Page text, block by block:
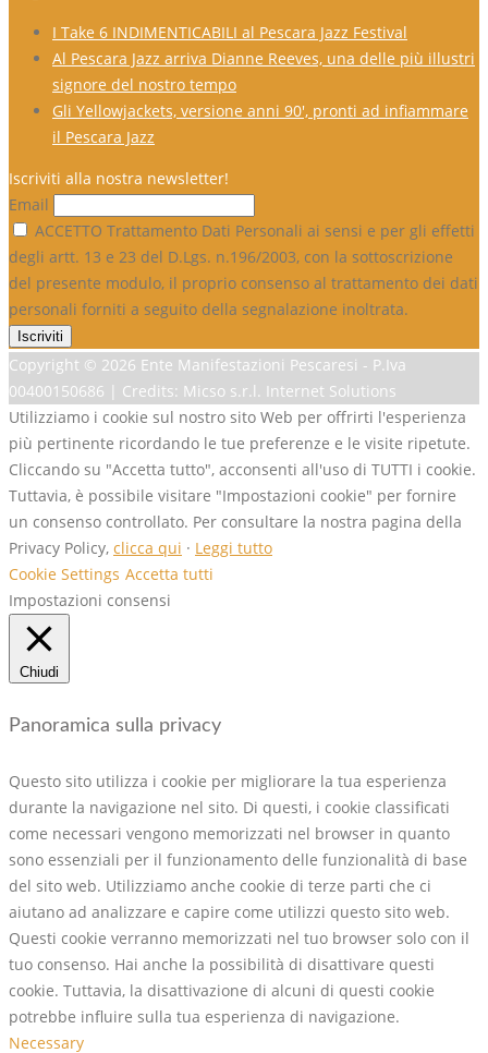
I Take 6 INDIMENTICABILI al Pescara Jazz Festival
Al Pescara Jazz arriva Dianne Reeves, una delle più illustri
signore del nostro tempo
Gli Yellowjackets, versione anni 90′, pronti ad infiammare
il Pescara Jazz
Iscriviti alla nostra newsletter!
Email
ACCETTO Trattamento Dati Personali ai sensi e per gli effetti
degli artt. 13 e 23 del D.Lgs. n.196/2003, con la sottoscrizione
del presente modulo, il proprio consenso al trattamento dei dati
personali forniti a seguito della segnalazione inoltrata.
Copyright © 2026 Ente Manifestazioni Pescaresi - P.Iva
00400150686 | Credits: Micso s.r.l. Internet Solutions
Utilizziamo i cookie sul nostro sito Web per offrirti l'esperienza
più pertinente ricordando le tue preferenze e le visite ripetute.
Cliccando su "Accetta tutto", acconsenti all'uso di TUTTI i cookie.
Tuttavia, è possibile visitare "Impostazioni cookie" per fornire
un consenso controllato. Per consultare la nostra pagina della
Privacy Policy, clicca qui · Leggi tutto
Cookie Settings Accetta tutti
Impostazioni consensi
Chiudi
Panoramica sulla privacy
Questo sito utilizza i cookie per migliorare la tua esperienza
durante la navigazione nel sito. Di questi, i cookie classificati
come necessari vengono memorizzati nel browser in quanto
sono essenziali per il funzionamento delle funzionalità di base
del sito web. Utilizziamo anche cookie di terze parti che ci
aiutano ad analizzare e capire come utilizzi questo sito web.
Questi cookie verranno memorizzati nel tuo browser solo con il
tuo consenso. Hai anche la possibilità di disattivare questi
cookie. Tuttavia, la disattivazione di alcuni di questi cookie
potrebbe influire sulla tua esperienza di navigazione.
Necessary